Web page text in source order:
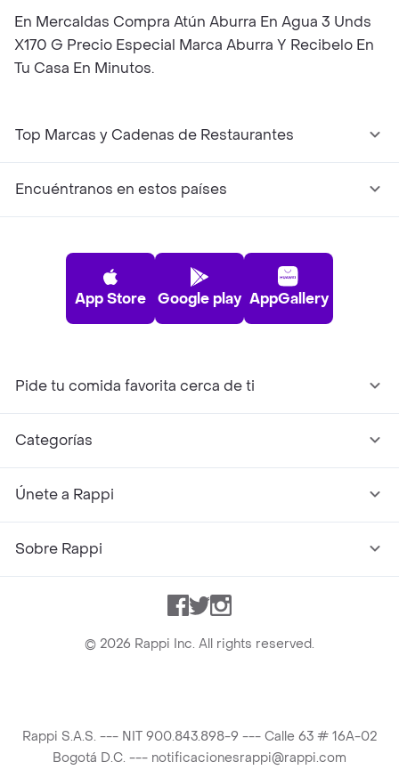
En Mercaldas Compra Atún Aburra En Agua 3 Unds
X170 G Precio Especial Marca Aburra Y Recibelo En
Tu Casa En Minutos.
Top Marcas y Cadenas de Restaurantes
Encuéntranos en estos países
App Store Google play AppGallery
Pide tu comida favorita cerca de ti
Categorías
Únete a Rappi
Sobre Rappi
Facebook
TwitterInstagram
© 2026 Rappi Inc. All rights reserved.
Rappi S.A.S. --- NIT 900.843.898-9 --- Calle 63 # 16A-02
Bogotá D.C. --- notificacionesrappi@rappi.com